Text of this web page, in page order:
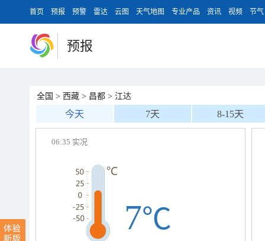
首页 预报 预警 雷达 云图 天气地图 专业产品 资讯 视频 节气
预报
全国 > 西藏 > 昌都 > 江达
今天 7天 8-15天
06:35 实况
7℃